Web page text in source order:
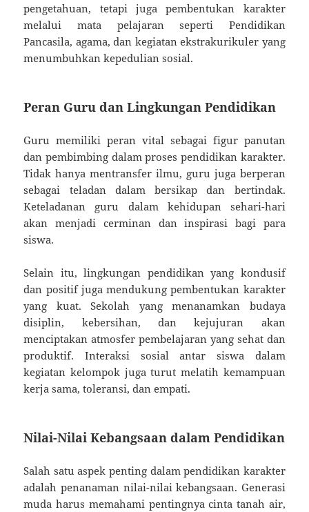
pengetahuan, tetapi juga pembentukan karakter
melalui mata pelajaran seperti Pendidikan
Pancasila, agama, dan kegiatan ekstrakurikuler yang
menumbuhkan kepedulian sosial.
Peran Guru dan Lingkungan Pendidikan
Guru memiliki peran vital sebagai figur panutan
dan pembimbing dalam proses pendidikan karakter.
Tidak hanya mentransfer ilmu, guru juga berperan
sebagai teladan dalam bersikap dan bertindak.
Keteladanan guru dalam kehidupan sehari-hari
akan menjadi cerminan dan inspirasi bagi para
siswa.
Selain itu, lingkungan pendidikan yang kondusif
dan positif juga mendukung pembentukan karakter
yang kuat. Sekolah yang menanamkan budaya
disiplin, kebersihan, dan kejujuran akan
menciptakan atmosfer pembelajaran yang sehat dan
produktif. Interaksi sosial antar siswa dalam
kegiatan kelompok juga turut melatih kemampuan
kerja sama, toleransi, dan empati.
Nilai-Nilai Kebangsaan dalam Pendidikan
Salah satu aspek penting dalam pendidikan karakter
adalah penanaman nilai-nilai kebangsaan. Generasi
muda harus memahami pentingnya cinta tanah air,